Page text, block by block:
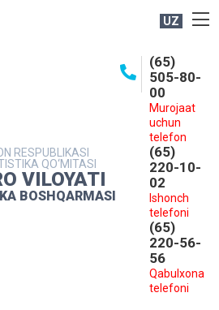
UZ
RESPUBLIKASI
QO‘MITASI
VILOYATI
BOSHQARMASI
(65)
505-80-
00
Murojaat
uchun
telefon
(65)
220-10-
02
Ishonch
telefoni
(65)
220-56-
56
Qabulxona
telefoni
XIZMATI